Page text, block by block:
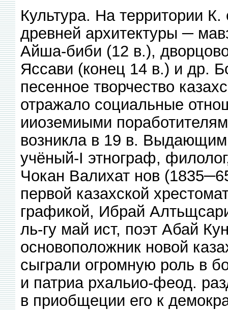
Культура. На территории К.
древней архитектуры ─
Айша-биби (12 в.),
Яссави (конец 14 в.) и др.
песенное творчество
отражало социальные
ииоземиыми
возникла в 19 в.
учёный-I этнограф,
Чокан Валихат нов
первой казахской
графикой, Ибрай
ль-гу май ист, поэт Абай
основоположник новой
сыграли огромную роль в
и патриа рхальио-феод.
в приобщеции его к